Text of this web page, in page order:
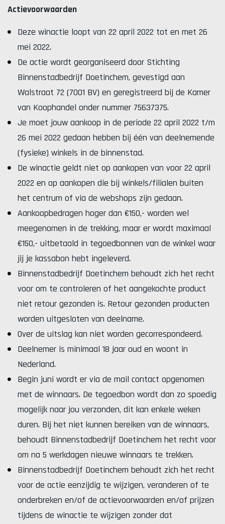
Actievoorwaarden
Deze winactie loopt van 22 april 2022 tot en met 26
mei 2022.
De actie wordt georganiseerd door Stichting
Binnenstadbedrijf Doetinchem, gevestigd aan
Walstraat 72 (7001 BV) en geregistreerd bij de Kamer
van Koophandel onder nummer 75637375.
Je moet jouw aankoop in de periode 22 april 2022 t/m
26 mei 2022 gedaan hebben bij één van deelnemende
(fysieke) winkels in de binnenstad.
De winactie geldt niet op aankopen van voor 22 april
2022 en op aankopen die bij winkels/filialen buiten
het centrum of via de webshops zijn gedaan.
Aankoopbedragen hoger dan €150,- worden wel
meegenomen in de trekking, maar er wordt maximaal
€150,- uitbetaald in tegoedbonnen van de winkel waar
jij je kassabon hebt ingeleverd.
Binnenstadbedrijf Doetinchem behoudt zich het recht
voor om te controleren of het aangekochte product
niet retour gezonden is. Retour gezonden producten
worden uitgesloten van deelname.
Over de uitslag kan niet worden gecorrespondeerd.
Deelnemer is minimaal 18 jaar oud en woont in
Nederland.
Begin juni wordt er via de mail contact opgenomen
met de winnaars. De tegoedbon wordt dan zo spoedig
mogelijk naar jou verzonden, dit kan enkele weken
duren. Bij het niet kunnen bereiken van de winnaars,
behoudt Binnenstadbedrijf Doetinchem het recht voor
om na 5 werkdagen nieuwe winnaars te trekken.
Binnenstadbedrijf Doetinchem behoudt zich het recht
voor de actie eenzijdig te wijzigen, veranderen of te
onderbreken en/of de actievoorwaarden en/of prijzen
tijdens de winactie te wijzigen zonder dat